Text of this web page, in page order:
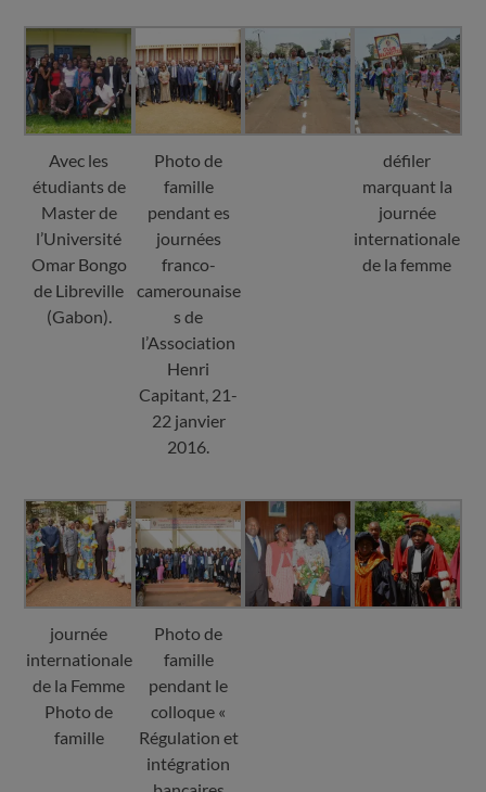
Avec les
étudiants de
Master de
l’Université
Omar Bongo
de Libreville
(Gabon).
Photo de
famille
pendant es
journées
franco-
camerounaise
s de
l’Association
Henri
Capitant, 21-
22 janvier
2016.
défiler
marquant la
journée
internationale
de la femme
journée
internationale
de la Femme
Photo de
famille
Photo de
famille
pendant le
colloque «
Régulation et
intégration